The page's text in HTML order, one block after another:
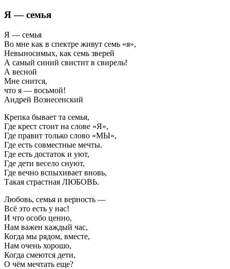
Я — семья
Я — семья
Во мне как в спектре живут семь «я»,
Невыносимых, как семь зверей
А самый синий свистит в свирель!
А весной
Мне снится,
что я — восьмой!
Андрей Вознесенский
Крепка бывает та семья,
Где крест стоит на слове «Я»,
Где правит только слово «МЫ»,
Где есть совместные мечты.
Где есть достаток и уют,
Где дети весело снуют,
Где вечно вспыхивает вновь,
Такая страстная ЛЮБОВЬ.
Любовь, семья и верность —
Всё это есть у нас!
И что особо ценно,
Нам важен каждый час,
Когда мы рядом, вместе,
Нам очень хорошо,
Когда смеются дети,
О чём мечтать еще?